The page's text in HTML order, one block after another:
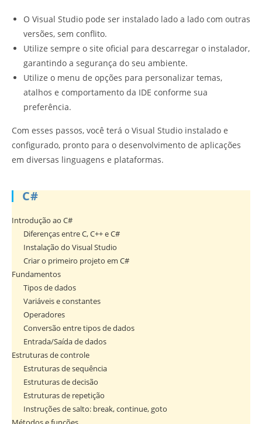
O Visual Studio pode ser instalado lado a lado com outras
versões, sem conflito.
Utilize sempre o site oficial para descarregar o instalador,
garantindo a segurança do seu ambiente.
Utilize o menu de opções para personalizar temas,
atalhos e comportamento da IDE conforme sua
preferência.
Com esses passos, você terá o Visual Studio instalado e
configurado, pronto para o desenvolvimento de aplicações
em diversas linguagens e plataformas.
C#
Introdução ao C#
Diferenças entre C, C++ e C#
Instalação do Visual Studio
Criar o primeiro projeto em C#
Fundamentos
Tipos de dados
Variáveis e constantes
Operadores
Conversão entre tipos de dados
Entrada/Saída de dados
Estruturas de controle
Estruturas de sequência
Estruturas de decisão
Estruturas de repetição
Instruções de salto: break, continue, goto